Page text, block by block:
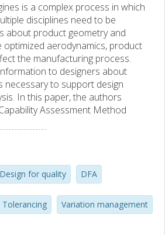
is a complex process in which
disciplines need to be
about product geometry and
aerodynamics, product
the manufacturing process.
to designers about
necessary to support design
In this paper, the authors
Assessment Method
issues related to product
parameters. Once the critical
been identified, quantitative
to calculate tolerances to reduce
failures. The application of this
through an industrial case study
Design for quality DFA
Tolerancing Variation management